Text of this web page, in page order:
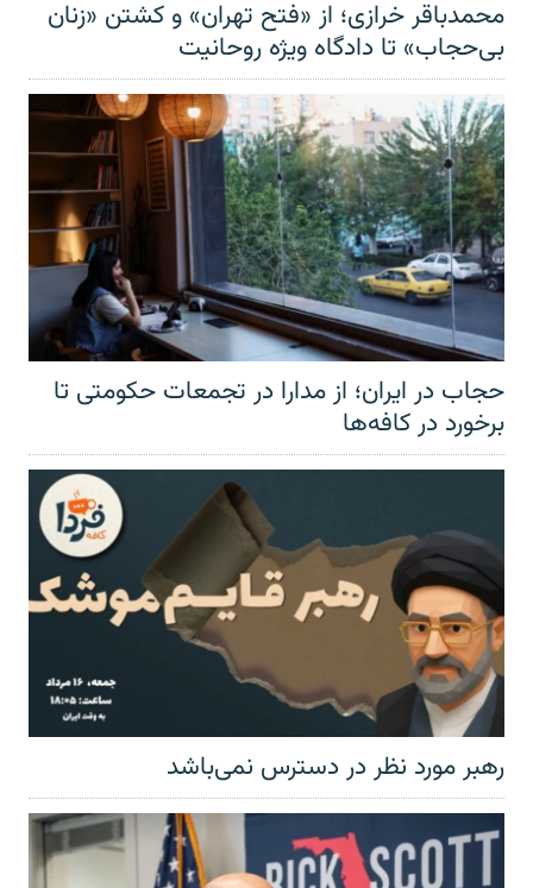
محمدباقر خرازی؛ از «فتح تهران» و کشتن «زنان
بی‌حجاب» تا دادگاه ویژه روحانیت
حجاب در ایران؛ از مدارا در تجمعات حکومتی تا
برخورد در کافه‌ها
رهبر مورد نظر در دسترس نمی‌باشد